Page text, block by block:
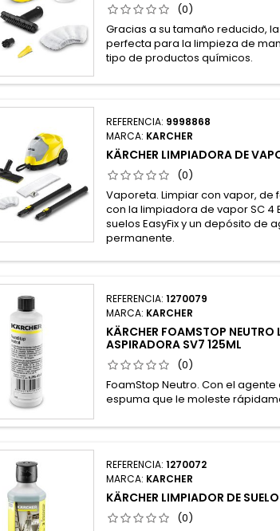
(0)
Gracias a su tamaño reducido,
perfecta para la limpieza de
tipo de productos químicos.
REFERENCIA: 9998868
MARCA: KARCHER
KÄRCHER LIMPIADORA DE
(0)
Vaporeta. Limpiar con vapor,
con la limpiadora de vapor SC 4
suelos EasyFix y un depósito de
permanente.
REFERENCIA:1270079
MARCA: KARCHER
KÄRCHER FOAMSTOP
ASPIRADORA SV7 125ML
(0)
FoamStop Neutro. Con el
espuma que le moleste
REFERENCIA:1270072
MARCA: KARCHER
KÄRCHER LIMPIADOR DE
(0)